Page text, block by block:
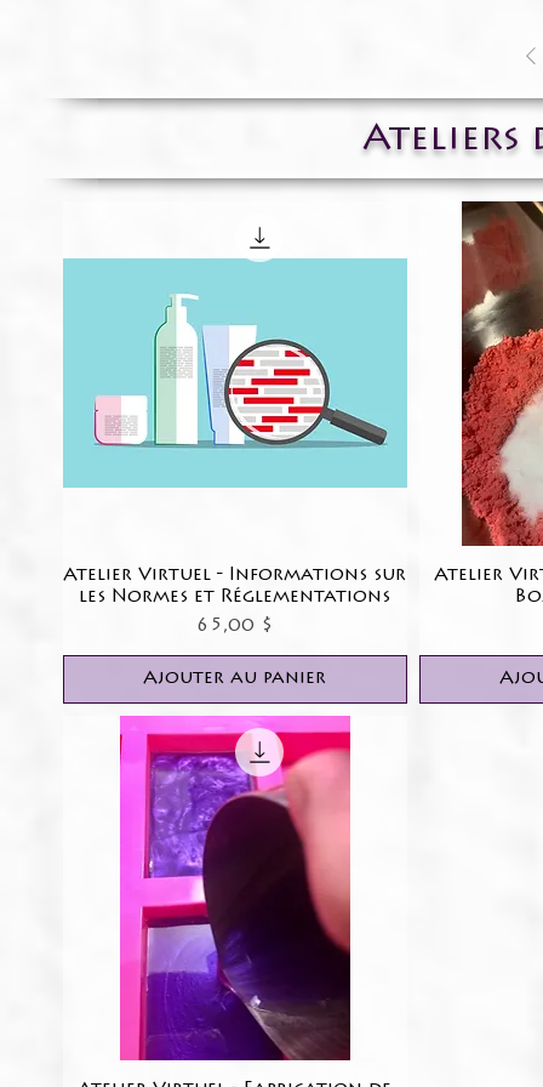
Ateliers
Aperçu rapide
Atelier Virtuel - Informations sur
les Normes et Réglementations
Prix
65,00 $
Ajouter au panier
Atelier